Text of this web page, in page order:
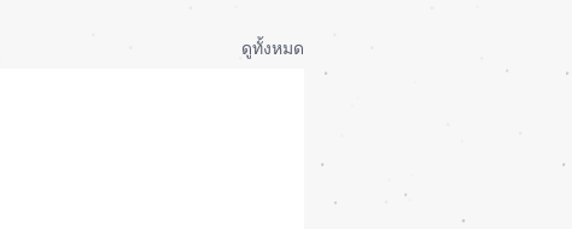
ดูทั้งหมด